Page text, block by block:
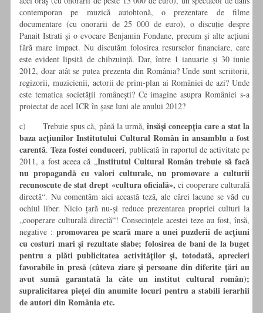
contemporan pe muzică autohtonă, o prezentare de filme
documentare (cu onorarii de 25 000 de euro), o discuție despre
Panait Istrati și o evocare Benjamin Fondane, precum și alte acțiuni
fără mare impact. Nu discutăm folosirea resurselor financiare, care
este evident lipsită de chibzuință. Dar, între 1 ianuarie și 30 iunie
2012, doar atât se putea prezenta din România? Unde sunt scriitorii,
regizorii, muzicienii, actorii de prim-plan ai României de azi? Unde
este tematica societății românești? Ce imagine asupra României s-a
proiectat de acel ICR în șase luni ale anului 2012?
c) Trebuie spus că, până la urmă, însăși concepția care a stat la
baza acțiunilor Institutului Cultural Român în ansamblu a fost
carentă.Teza fostei conduceri, publicată în raportul de activitate pe
2011, a fost aceea că „Institutul Cultural Român trebuie să facă
nu propagandă cu valori culturale, nu promovare a culturii
recunoscute de stat drept «cultura oficială», ci cooperare culturală
directă“. Nu comentăm aici această teză, ale cărei lacune se văd cu
ochiul liber. Nicio țară nu-și reduce prezentarea propriei culturi la
„cooperare culturală directă“! Consecințele acestei teze au fost, însă,
negative : promovarea pe scară mare a unei puzderii de acțiuni
cu costuri mari și rezultate slabe; folosirea de bani de la buget
pentru a plăti publicitatea activităților și, totodată, aprecieri
favorabile în presă (câteva ziare și persoane din diferite țări au
avut sumă garantată la câte un institut cultural român);
supralicitarea pieței din anumite locuri pentru a stabili ierarhii
de autori din România etc.